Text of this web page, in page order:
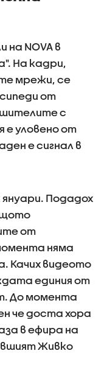
на NOVA в
На кадри,
мрежи, се
от
с
е уловено от
е сигнал в
Подадох
от
няма
Качих видеото
единия от
До момента
че доста хора
в ефира на
Живко